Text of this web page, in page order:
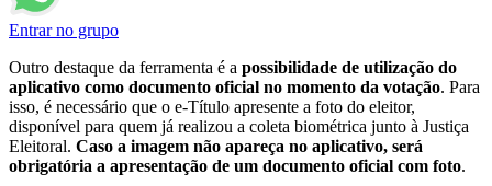
Entrar no grupo
Outro destaque da ferramenta é a possibilidade de utilização do
aplicativo como documento oficial no momento da votação. Para
isso, é necessário que o e-Título apresente a foto do eleitor,
disponível para quem já realizou a coleta biométrica junto à Justiça
Eleitoral. Caso a imagem não apareça no aplicativo, será
obrigatória a apresentação de um documento oficial com foto.